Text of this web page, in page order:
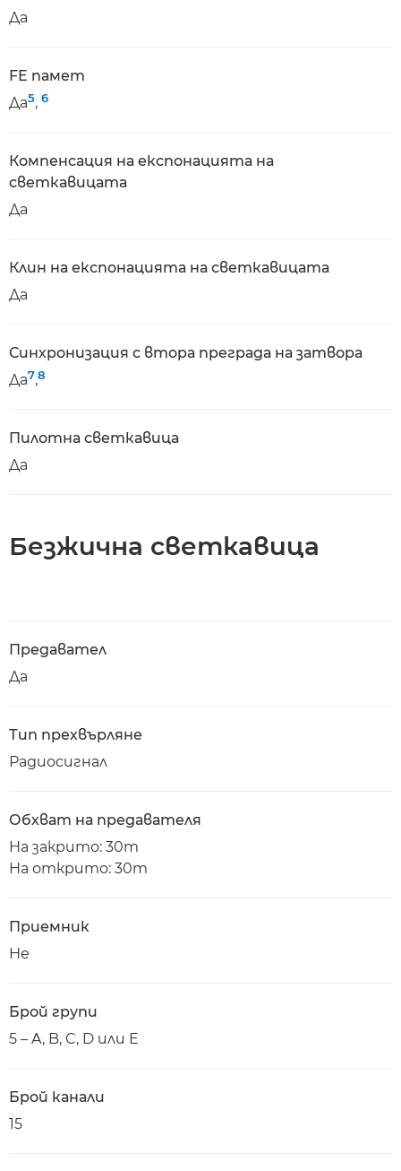
Да
FE памет
Да5, 6
Компенсация на експонацията на
светкавицата
Да
Клин на експонацията на светкавицата
Да
Синхронизация с втора преграда на затвора
Да7,8
Пилотна светкавица
Да
Безжична светкавица
Предавател
Да
Тип прехвърляне
Радиосигнал
Обхват на предавателя
На закрито: 30m
На открито: 30m
Приемник
Не
Брой групи
5 – A, B, C, D или E
Брой канали
15